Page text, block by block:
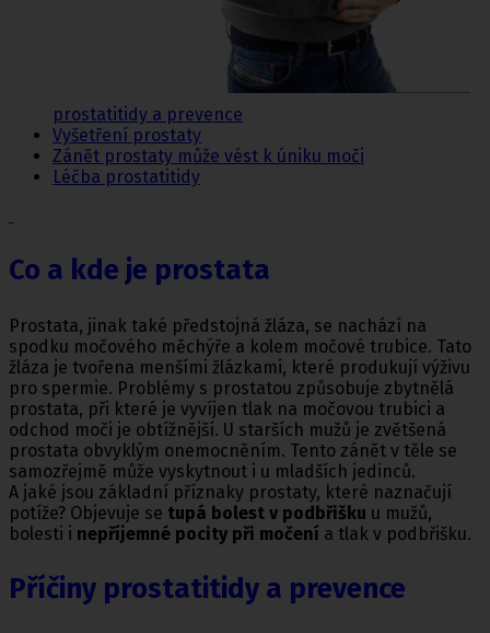
prostatitidy a prevence
Vyšetření prostaty
Zánět prostaty může vést k úniku moči
Léčba prostatitidy
Co a kde je prostata
Prostata, jinak také předstojná žláza, se nachází na
spodku močového měchýře a kolem močové trubice. Tato
žláza je tvořena menšími žlázkami, které produkují výživu
pro spermie. Problémy s prostatou způsobuje zbytnělá
prostata, při které je vyvíjen tlak na močovou trubici a
odchod moči je obtížnější. U starších mužů je zvětšená
prostata obvyklým onemocněním. Tento zánět v těle se
samozřejmě může vyskytnout i u mladších jedinců.
A jaké jsou základní příznaky prostaty, které naznačují
potíže? Objevuje se tupá bolest v podbřišku u mužů,
bolesti i nepříjemné pocity při močení a tlak v podbřišku.
Příčiny prostatitidy a prevence